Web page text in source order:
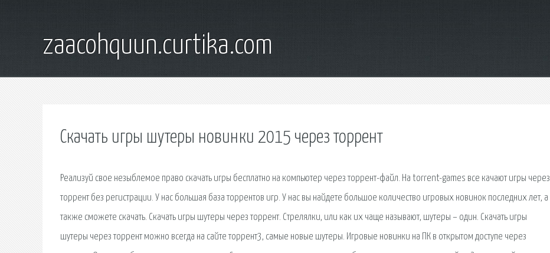
zaacohquun.curtika.com
Скачать игры шутеры новинки 2015 через торрент
Реализуй свое незыблемое право скачать игры бесплатно на компьютер через торрент-файл. На torrent-games все качают игры через
торрент без регистрации. У нас большая база торрентов игр. У нас вы найдете большое количество игровых новинок последних лет, а
также сможете скачать. Скачать игры шутеры через торрент. Стрелялки, или как их чаще называют, шутеры – один. Скачать игры
шутеры через торрент можно всегда на сайте торрент3, самые новые шутеры. Игровые новинки на ПК в открытом доступе через